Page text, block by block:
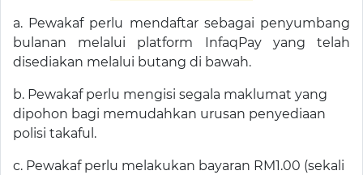
a. Pewakaf perlu mendaftar sebagai penyumbang
bulanan melalui platform InfaqPay yang telah
disediakan melalui butang di bawah.
b. Pewakaf perlu mengisi segala maklumat yang
dipohon bagi memudahkan urusan penyediaan
polisi takaful.
c. Pewakaf perlu melakukan bayaran RM1.00 (sekali